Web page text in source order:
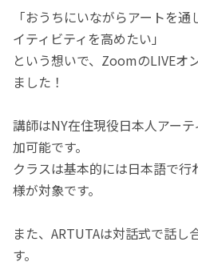
「おうちにいながらアートを
イティビティを高めたい」
という想いで、ZoomのLIVEオ
ました！
講師はNY在住現役日本人アー
加可能です。
クラスは基本的には日本語で行
様が対象です。
また、ARTUTAは対話式で話し
す。